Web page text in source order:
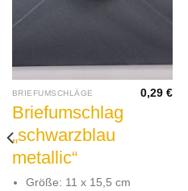
BRIEFUMSCHLÄGE
Briefumschlag
„schwarzblau
metallic“
0,29€
Größe: 11 x 15,5 cm